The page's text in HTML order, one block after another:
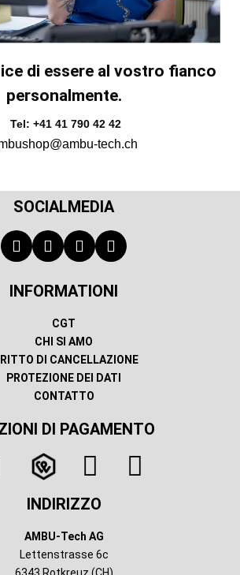
di essere al vostro fianco
personalmente.
Tel: +41 41 790 42 42
tech.ch
SOCIALMEDIA
INFORMATIONI
CGT
CHI SI AMO
DI CANCELLAZIONE
PROTEZIONE DEI DATI
CONTATTO
DI PAGAMENTO
INDIRIZZO
AMBU-Tech AG
Lettenstrasse 6c